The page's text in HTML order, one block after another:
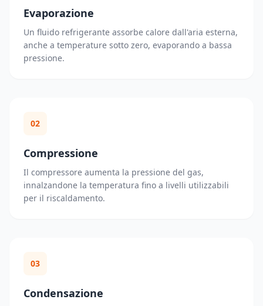
Evaporazione
Un fluido refrigerante assorbe calore dall'aria esterna,
anche a temperature sotto zero, evaporando a bassa
pressione.
02
Compressione
Il compressore aumenta la pressione del gas,
innalzandone la temperatura fino a livelli utilizzabili
per il riscaldamento.
03
Condensazione